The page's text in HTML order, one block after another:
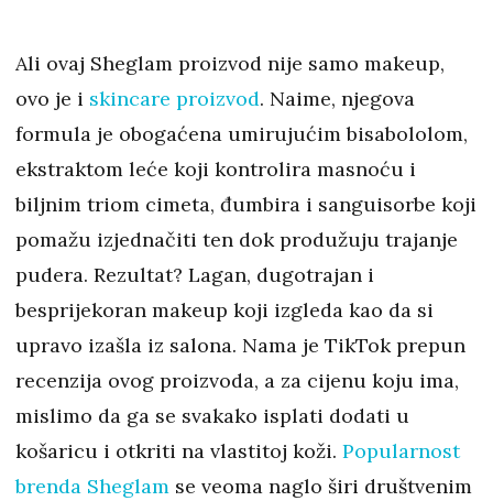
Ali ovaj Sheglam proizvod nije samo makeup,
ovo je i skincare proizvod. Naime, njegova
formula je obogaćena umirujućim bisabololom,
ekstraktom leće koji kontrolira masnoću i
biljnim triom cimeta, đumbira i sanguisorbe koji
pomažu izjednačiti ten dok produžuju trajanje
pudera. Rezultat? Lagan, dugotrajan i
besprijekoran makeup koji izgleda kao da si
upravo izašla iz salona. Nama je TikTok prepun
recenzija ovog proizvoda, a za cijenu koju ima,
mislimo da ga se svakako isplati dodati u
košaricu i otkriti na vlastitoj koži. Popularnost
brenda Sheglam se veoma naglo širi društvenim